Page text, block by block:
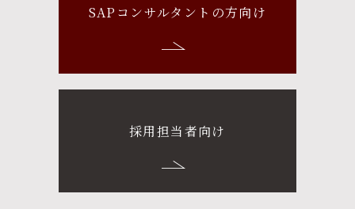
SAPコンサルタントの方向け
採用担当者向け